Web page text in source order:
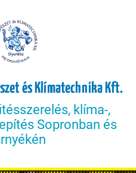
és Klímatechnika Kft.
klíma-,
Sopronban és